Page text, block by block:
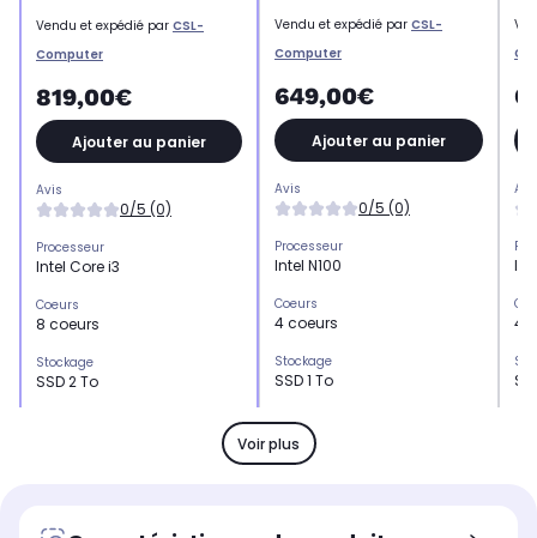
Vendu et expédié par CSL-
Computer
819,00€
Ajouter au panier
Avis
0/5 (0)
Processeur
Intel Core i3
Coeurs
8 coeurs
Stockage
SSD 2 To
Vendu et expédié par CSL-
Computer
649,00€
Ajouter au panier
Avis
0/5 (0)
Processeur
Intel N100
Coeurs
4 coeurs
Stockage
SSD 1 To
Mémoire vive
32 Go
Contrôleur graphique
4
Voir plus